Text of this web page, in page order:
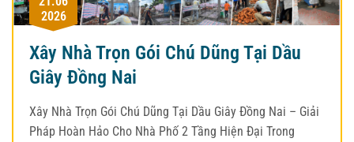
2026
Xây Nhà Trọn Gói Chú Dũng Tại Dầu
Giây Đồng Nai
Xây Nhà Trọn Gói Chú Dũng Tại Dầu Giây Đồng Nai – Giải
Pháp Hoàn Hảo Cho Nhà Phố 2 Tầng Hiện Đại Trong